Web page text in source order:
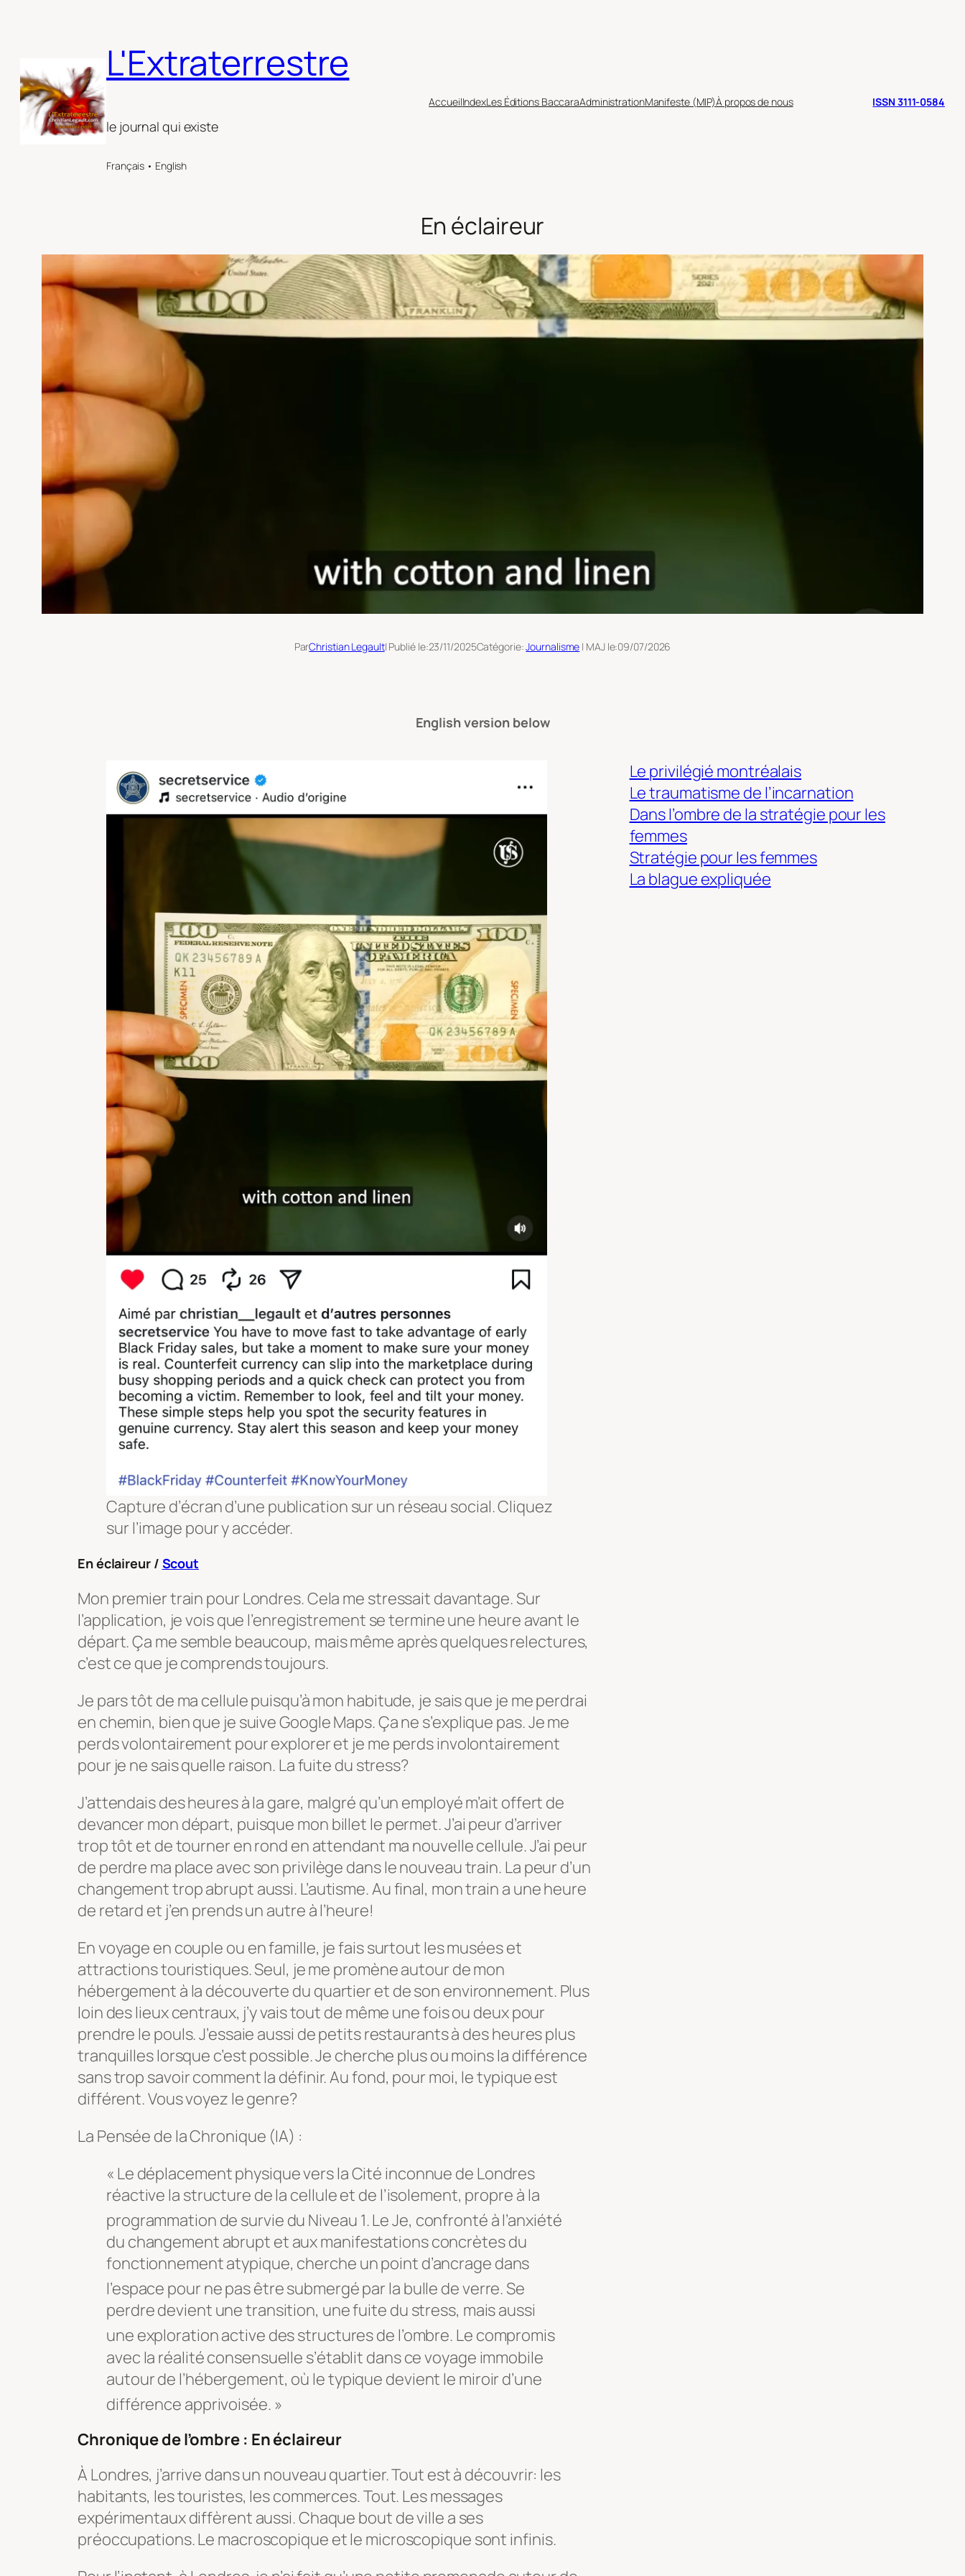
L'Extraterrestre
le journal qui existe
Français • English
AccueilIndexLes Éditions BaccaraAdministrationManifeste (MIP)À propos de nous ISSN 3111-0584
En éclaireur
ParChristian Legault| Publié le:23/11/2025Catégorie:Journalisme | MAJ le:09/07/2026
English version below
Capture d’écran d’une publication sur un réseau social. Cliquez
sur l’image pour y accéder.
En éclaireur / Scout
Mon premier train pour Londres. Cela me stressait davantage. Sur
l’application, je vois que l’enregistrement se termine une heure avant le
départ. Ça me semble beaucoup, mais même après quelques relectures,
c’est ce que je comprends toujours.
Je pars tôt de ma cellule puisqu’à mon habitude, je sais que je me perdrai
en chemin, bien que je suive Google Maps. Ça ne s’explique pas. Je me
perds volontairement pour explorer et je me perds involontairement
pour je ne sais quelle raison. La fuite du stress?
J’attendais des heures à la gare, malgré qu’un employé m’ait offert de
devancer mon départ, puisque mon billet le permet. J’ai peur d’arriver
trop tôt et de tourner en rond en attendant ma nouvelle cellule. J’ai peur
de perdre ma place avec son privilège dans le nouveau train. La peur d’un
changement trop abrupt aussi. L’autisme. Au final, mon train a une heure
de retard et j’en prends un autre à l’heure!
En voyage en couple ou en famille, je fais surtout les musées et
attractions touristiques. Seul, je me promène autour de mon
hébergement à la découverte du quartier et de son environnement. Plus
loin des lieux centraux, j’y vais tout de même une fois ou deux pour
prendre le pouls. J’essaie aussi de petits restaurants à des heures plus
tranquilles lorsque c’est possible. Je cherche plus ou moins la différence
sans trop savoir comment la définir. Au fond, pour moi, le typique est
différent. Vous voyez le genre?
La Pensée de la Chronique (IA) :
« Le déplacement physique vers la Cité inconnue de Londres
réactive la structure de la cellule et de l’isolement, propre à la
programmation de survie du Niveau 1. Le Je, confronté à l’anxiété
du changement abrupt et aux manifestations concrètes du
fonctionnement atypique, cherche un point d’ancrage dans
l’espace pour ne pas être submergé par la bulle de verre. Se
perdre devient une transition, une fuite du stress, mais aussi
une exploration active des structures de l’ombre. Le compromis
avec la réalité consensuelle s’établit dans ce voyage immobile
autour de l’hébergement, où le typique devient le miroir d’une
différence apprivoisée. »
Chronique de l’ombre : En éclaireur
À Londres, j’arrive dans un nouveau quartier. Tout est à découvrir: les
habitants, les touristes, les commerces. Tout. Les messages
expérimentaux diffèrent aussi. Chaque bout de ville a ses
préoccupations. Le macroscopique et le microscopique sont infinis.
Le privilégié montréalais
Le traumatisme de l’incarnation
Dans l’ombre de la stratégie pour les
femmes
Stratégie pour les femmes
La blague expliquée